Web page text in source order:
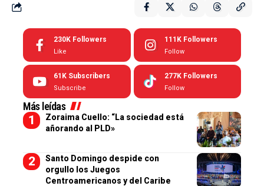
230K Followers
Like
111K Followers
Follow
61K Subscribers
Subscribe
277K Followers
Follow
Más leídas
Zoraima Cuello: “La sociedad está
añorando al PLD»
Santo Domingo despide con
orgullo los Juegos
Centroamericanos y del Caribe